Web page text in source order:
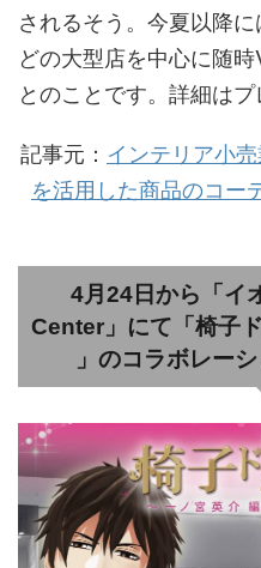
されるそう。今夏以降
どの大型店を中心に随
とのことです。詳細は
記事元： インテリア小
を活用した商品のコー
4月24日から「イ
Center」にて「椅子
」のコラボレー